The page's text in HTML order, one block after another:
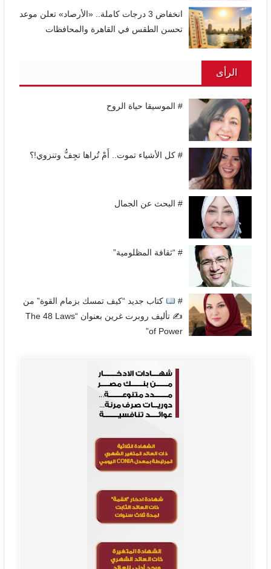
انخفاض 3 درجات كاملة.. «الأرصاد» تعلن موعد
تحسن الطقس في القاهرة والمحافظات
الرأى
# الموسيقا حياة الروح
# كل الأشياء تموت.. أَمْ تُراها تجِفُّ وتنزوي!؟
# البحث عن الجمال
# “ثقافة المظلومية”
#
كتاب جديد “كيف تمسك بزمام القوة” من
✍
تأليف روبرت غرين بعنوان “The 48 Laws
of Power”